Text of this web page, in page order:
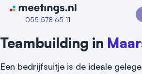
Naar home van Meetings
055 578 65 11
Teambuilding in
Een bedrijfsuitje is de ideale